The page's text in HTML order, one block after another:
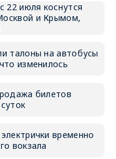
22 июля коснутся
и Крымом,
талоны на автобусы
изменилось
билетов
временно
вокзала